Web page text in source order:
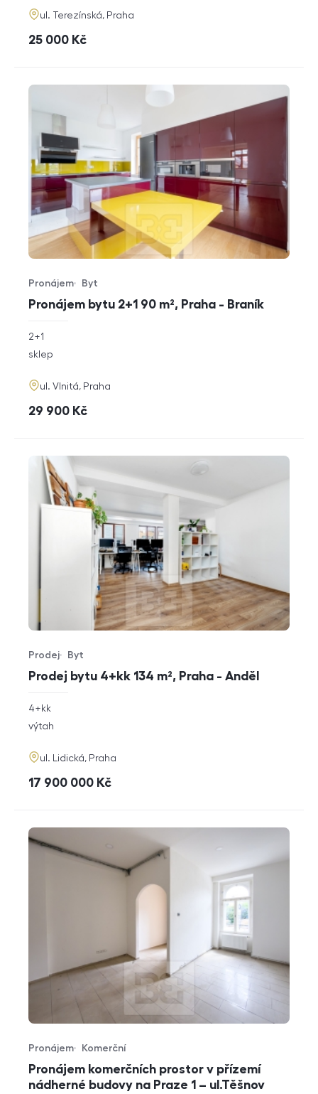
adresa
ul. Terezínská, Praha
cena
25 000 Kč
Pronájem bytu 2+1 90 m², Praha - Braník
Typ nabídky
Pronájem
Typ nemovitosti
Byt
rozměry
2+1
funkce
sklep
adresa
ul. Vlnitá, Praha
cena
29 900 Kč
Prodej bytu 4+kk 134 m², Praha - Anděl
Typ nabídky
Prodej
Typ nemovitosti
Byt
rozměry
dispozice
4+kk
funkce
výtah
adresa
ul. Lidická, Praha
cena
17 900 000 Kč
Pronájem komerčních prostor v přízemí
nádherné budovy na Praze 1 – ul.Těšnov
Typ nabídky
Pronájem
Typ nemovitosti
Komerční